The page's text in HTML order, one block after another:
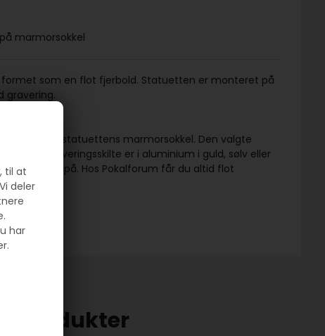
til at
deler
har
marmorsokkel
som en flot fjerbold. Statuetten er monteret på
gravering.
fronten på statuettens marmorsokkel. Den valgte
Vores graveringsskilte er i aluminium i guld, sølv eller
monteres på. Hos Pokalforum får du altid flot
produkter